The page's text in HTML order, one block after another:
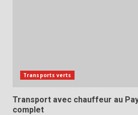
Transports verts
Transport avec chauffeur au
complet